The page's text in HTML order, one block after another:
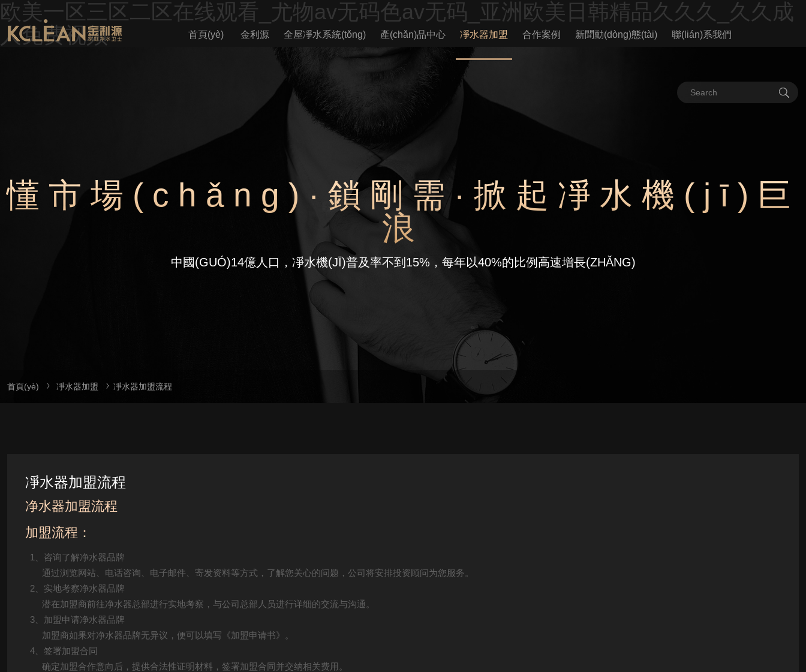
欧美一区三区二区在线观看_尤物av无码色av无码_亚洲欧美日韩精品久久久_久久成
人免费视频
首頁(yè) 金利源 全屋凈水系統(tǒng) 產(chǎn)品中心 凈水器加盟 合作案例 新聞動(dòng)態(tài) 聯(lián)系我們
懂市場(chǎng)·鎖剛需·掀起凈水機(jī)巨
浪
中國(GUÓ)14億人口，凈水機(JĪ)普及率不到15%，每年以40%的比例高速增長(ZHǍNG)
首頁(yè) 凈水器加盟 凈水器加盟流程
凈水器加盟流程
净水器加盟流程
加盟流程：
1、咨询了解净水器品牌
通过浏览网站、电话咨询、电子邮件、寄发资料等方式，了解您关心的问题，公司将安排投资顾问为您服务。
2、实地考察净水器品牌
潜在加盟商前往净水器总部进行实地考察，与公司总部人员进行详细的交流与沟通。
3、加盟申请净水器品牌
加盟商如果对净水器品牌无异议，便可以填写《加盟申请书》。
4、签署加盟合同
确定加盟合作意向后，提供合法性证明材料，签署加盟合同并交纳相关费用。